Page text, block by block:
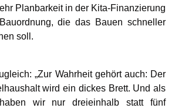
Planbarkeit in der Kita-Finanzierung
die das Bauen schneller
soll.
„Zur Wahrheit gehört auch: Der
wird ein dickes Brett. Und als
haben wir nur dreieinhalb statt fünf